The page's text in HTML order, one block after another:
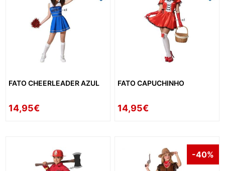
FATO CHEERLEADER AZUL
14,95€
FATO CAPUCHINHO
14,95€
-40%